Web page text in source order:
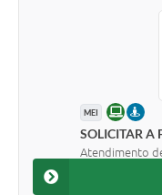
MEI ONLINE
SOLICITAR A
Atendimento